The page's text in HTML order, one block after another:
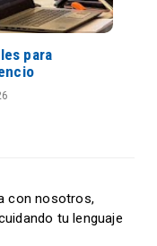
para
con nosotros,
tu lenguaje